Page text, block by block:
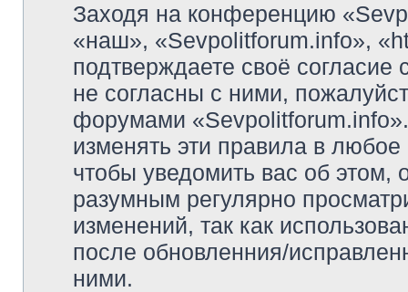
Заходя на конференцию
«наш», «Sevpolitforum.info»,
подтверждаете своё
не согласны с ними,
форумами
изменять эти правила в
чтобы уведомить вас об
разумным регулярно
изменений, так как
после обновленния/
ними.